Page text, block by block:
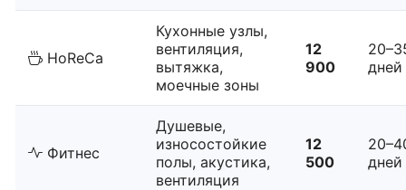
HoReCa
Кухонные узлы,
вентиляция,
вытяжка,
моечные зоны
12
900
дней
Фитнес
Душевые,
износостойкие
полы, акустика,
вентиляция
12
500
дней